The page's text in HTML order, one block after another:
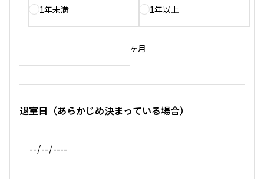
1年未満 1年以上
ヶ月
退室日（あらかじめ決まっている場合）